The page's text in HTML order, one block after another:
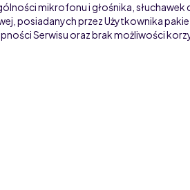
mikrofonu i głośnika, słuchawek
posiadanych przez Użytkownika
Serwisu oraz brak możliwości